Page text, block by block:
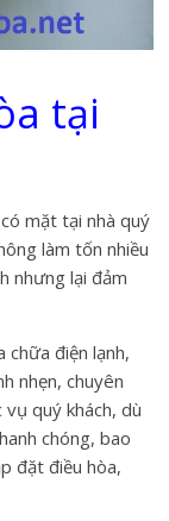
tại
mặt tại nhà quý
làm tốn nhiều
nhưng lại đảm
chữa điện lạnh,
nhẹn, chuyên
quý khách, dù
chóng, bao
đặt điều hòa,